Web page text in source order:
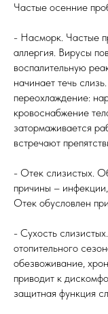
Частые осенние
- Насморк. Частые
аллергия. Вирусы
воспалительную
начинает течь
переохлаждение:
кровоснабжение
затормаживается
встречают
- Отек слизистых.
причины –
Отек обусловлен
- Сухость
отопительного
обезвоживание,
приводит к
защитная функция